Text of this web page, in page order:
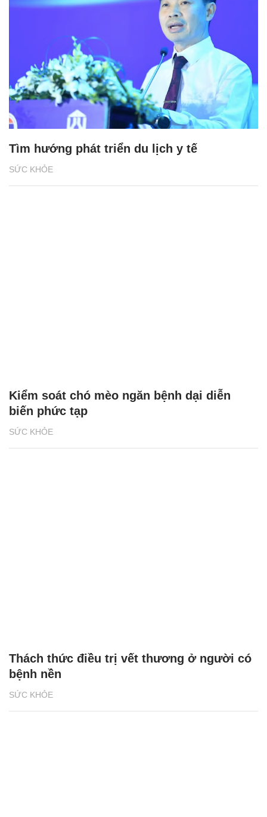
SỨC KHỎE
Tìm hướng phát triển du lịch y tế
SỨC KHỎE
Kiểm soát chó mèo ngăn bệnh dại diễn
biến phức tạp
SỨC KHỎE
Thách thức điều trị vết thương ở người có
bệnh nền